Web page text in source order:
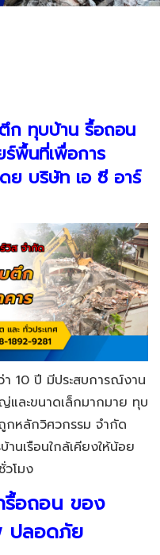
ก ทุบบ้าน รื้อถอน
พื้นที่เพื่อการ
ย บริษัท เอ ซี อาร์
า 10 ปี มีประสบการณ์งาน
และขนาดเล็กมากมาย ทุบ
หลักวิศวกรรม จำกัด
นเรือนใกล้เคียงให้น้อย
โมง
รื้อถอน ของ
ปลอดภัย